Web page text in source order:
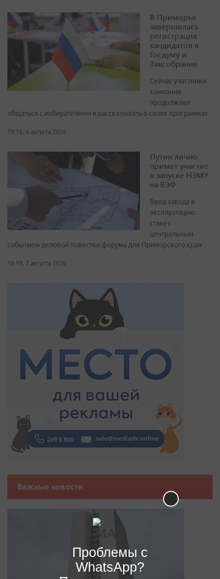
В Приморье
завершилась
регистрация
кандидатов в
Госдуму и
Заксобрание
Сейчас участники
кампании
продолжают
общаться с избирателями и рассказывать о своих программах
19:16, 6 августа 2026
Путин лично
примет участие
в запуске НЗМУ
на ВЭФ
Ввод завода в
эксплуатацию
станет
центральным
событием деловой повестки форума для Приморского края
16:19, 7 августа 2026
Важные новости
Проблемы с
WhatsApp?